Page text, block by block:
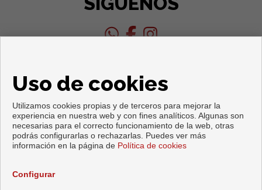
Copyright © 2026. Todos los derechos reservados.
Aviso legal |Política de privacidad|Política de Cookies
Uso de cookies
Utilizamos cookies propias y de terceros para mejorar la
experiencia en nuestra web y con fines analíticos. Algunas son
necesarias para el correcto funcionamiento de la web, otras
podrás configurarlas o rechazarlas. Puedes ver más
información en la página de Política de cookies
Configurar